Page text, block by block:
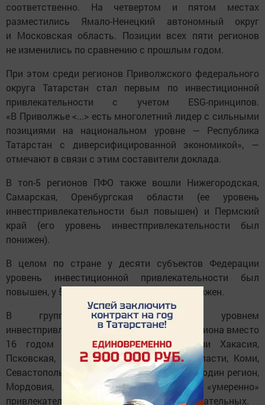
соответственно. На четвертом и пятом местах
разместились Ямало-Ненецкий автономный округ
и Московская область. Позиции всех пяти регионов
не изменились по сравнению с прошлым годом.
При этом среди регионов Приволжского федерального
округа Татарстан стал первым по инвестиционной
привлекательности с учетом ESG-принципов.
«В Приволжье <...> есть многолетний лидер с сильными
позициями на национальном уровне — Республика
Татарстан с диверсифицированной экономикой», —
отмечают в связи с этим составители доклада.
В топ-5 регионов ПФО также вошли Нижегородская,
Самарская, Оренбургская области (ее уровень
инвестпривлекательности был повышен) и Пермский
край (его уровень инвестпривлекательности был
понижен).
В целом по стране у десяти субъектов Федерации
уровень инвестиционной привлекательности был
повышен, у 50 — подтвержден, а у 25 — понижен.
В группах с «умеренным» уровнем
инвестпривлекательности оказались 23 региона вместо
16 годом ранее (их список пополнили Хакасия,
Псковская, Архангельская и Тверская области, Коми,
Севастополь, Еврейская АО и Крым). Лишь один регион,
Мордовия, перешел из числа «умеренно»
привлекательных в число «средне» привлекательных.